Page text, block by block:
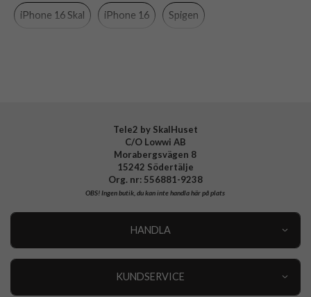
Färg
iPhone 16 Skal iPhone 16 Spigen
Tele2 by SkalHuset
C/O Lowwi AB
Morabergsvägen 8
15242 Södertälje
Org. nr: 556881-9238
OBS!Ingen butik, du kan inte handla här på plats
HANDLA
KUNDSERVICE